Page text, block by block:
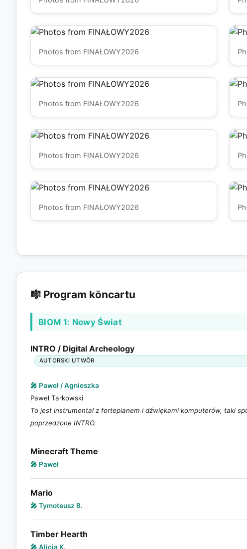
Photos from FINAŁOWY2026
Photos from FINAŁOWY2026
Photos from FINAŁOWY2026
Photos from FINAŁOWY2026
🎼 Program kōncartu
BIOM 1: Nowy Świat
INTRO / Digital Archeology
AUTORSKI UTWŌR
🎤 Paweł / Agnieszka
Paweł Tarkowski
To jest instrumental z fortepianem i dźwiękami komputerów, taki
poprzedzone INTRO.
Minecraft Theme
🎤 Paweł
Mario
🎤 Tymoteusz B.
Timber Hearth
🎤 Alicja K.